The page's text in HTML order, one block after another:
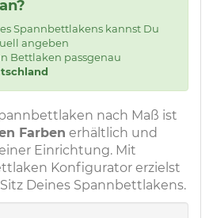
Spannbettlakens kannst Du
angeben
Bettlaken passgenau
nach Maß ist
Farben erhältlich und
Einrichtung. Mit
Konfigurator erzielst
Deines Spannbettlakens.